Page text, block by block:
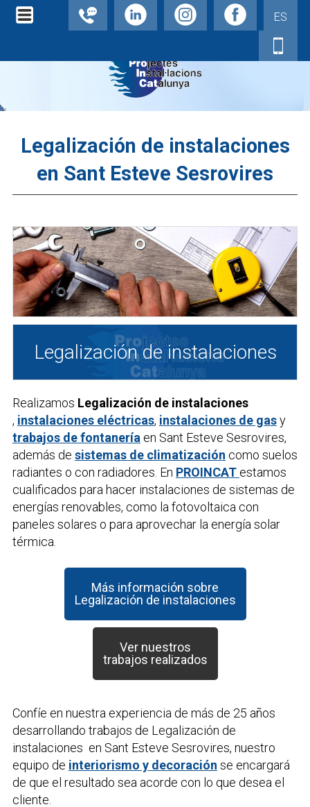
ES
Legalización de instalaciones
en Sant Esteve Sesrovires
Legalización de instalaciones
Realizamos Legalización de instalaciones
, instalaciones eléctricas, instalaciones de gasy
trabajos de fontanería en Sant Esteve Sesrovires,
además de sistemas de climatización como suelos
radiantes o con radiadores. En PROINCAT estamos
cualificados para hacer instalaciones de sistemas de
energías renovables, como la fotovoltaica con
paneles solares o para aprovechar la energía solar
térmica.
Más información sobre
Legalización de instalaciones
Ver nuestros
trabajos realizados
Confíe en nuestra experiencia de más de 25 años
desarrollando trabajos de Legalización de
instalaciones en Sant Esteve Sesrovires, nuestro
equipo de interiorismo y decoración se encargará
de que el resultado sea acorde con lo que desea el
cliente.